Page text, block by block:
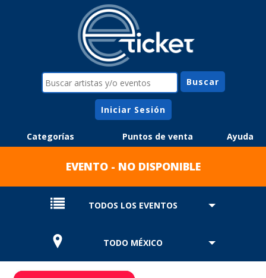
Iniciar Sesión
Categorías Puntos de venta Ayuda
EVENTO - NO DISPONIBLE
TODOS LOS EVENTOS
TODO MÉXICO